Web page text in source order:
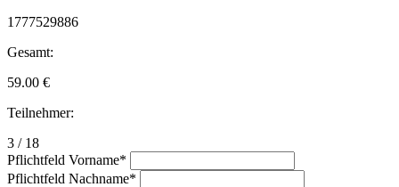
1777529886
Gesamt:
59.00 €
Teilnehmer:
3 / 18
Pflichtfeld Vorname*
Pflichtfeld Nachname*